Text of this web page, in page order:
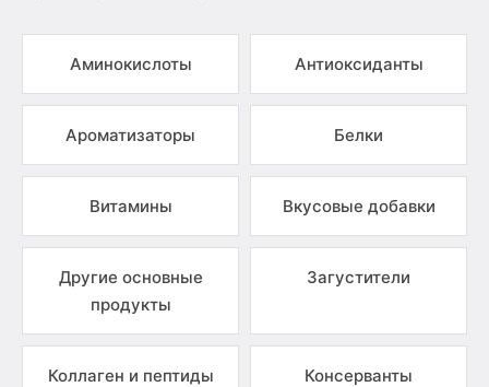
Аминокислоты Антиоксиданты
Ароматизаторы Белки
Витамины Вкусовые добавки
Другие основные
продукты
Загустители
Коллаген и пептиды Консерванты